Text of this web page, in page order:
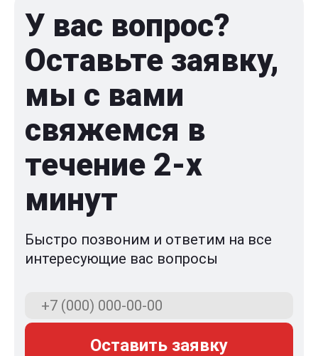
У вас вопрос?
Оставьте заявку,
мы с вами
свяжемся в
течение 2-x
минут
Быстро позвоним и ответим на все
интересующие вас вопросы
Оставить заявку